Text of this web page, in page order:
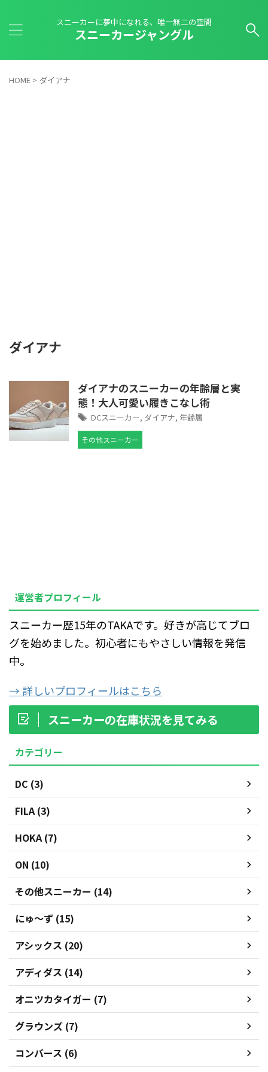
スニーカーに夢中になれる、唯一無二の空間
スニーカージャングル
HOME > ダイアナ
ダイアナ
ダイアナのスニーカーの年齢層と実
態！大人可愛い履きこなし術
DCスニーカー, ダイアナ, 年齢層
その他スニーカー
運営者プロフィール
スニーカー歴15年のTAKAです。好きが高じてブロ
グを始めました。初心者にもやさしい情報を発信
中。
→ 詳しいプロフィールはこちら
スニーカーの在庫状況を見てみる
カテゴリー
DC (3)
FILA (3)
HOKA (7)
ON (10)
その他スニーカー (14)
にゅ～ず (15)
アシックス (20)
アディダス (14)
オニツカタイガー (7)
グラウンズ (7)
コンバース (6)